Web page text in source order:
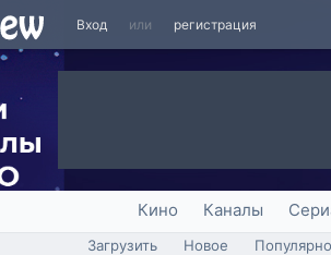
Вход или регистрация
Кино Каналы
Загрузить Новое